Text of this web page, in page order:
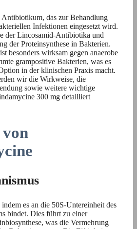
das zur Behandlung
Infektionen eingesetzt wird.
der Lincosamid-Antibiotika und
der Proteinsynthese in Bakterien.
besonders wirksam gegen anaerobe
grampositive Bakterien, was es
in der klinischen Praxis macht.
wir die Wirkweise, die
sowie weitere wichtige
300 mg detailliert
es an die 50S-Untereinheit des
bindet. Dies führt zu einer
was die Vermehrung